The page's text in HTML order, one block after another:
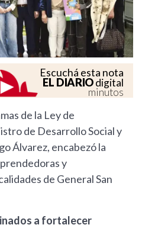
Escuchá esta nota
EL DIARIOdigital
minutos
de la Ley de
de Desarrollo Social y
Álvarez, encabezó la
y
de General San
a fortalecer